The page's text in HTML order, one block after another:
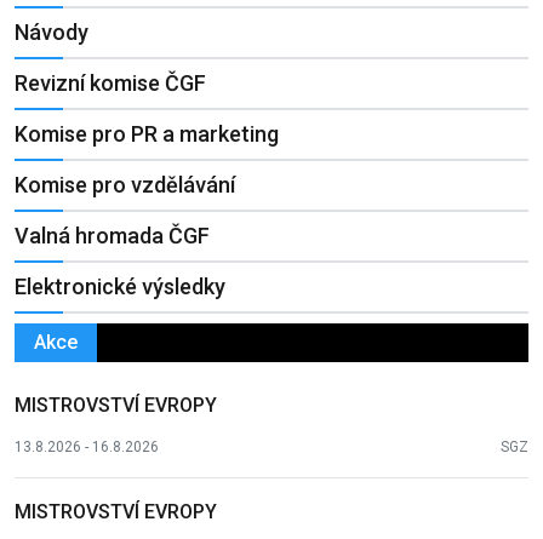
Návody
Revizní komise ČGF
Komise pro PR a marketing
Komise pro vzdělávání
Valná hromada ČGF
Elektronické výsledky
Akce
MISTROVSTVÍ EVROPY
13.8.2026 - 16.8.2026 SGZ
MISTROVSTVÍ EVROPY